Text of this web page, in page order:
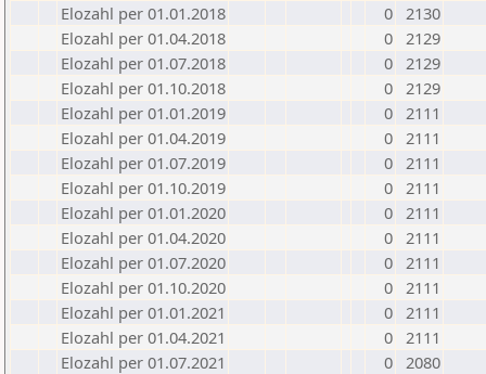
Elozahl per 01.01.2018
0 2130
Elozahl per 01.04.2018
0 2129
Elozahl per 01.07.2018
0 2129
Elozahl per 01.10.2018
0 2129
Elozahl per 01.01.2019
0 2111
Elozahl per 01.04.2019
0 2111
Elozahl per 01.07.2019
0 2111
Elozahl per 01.10.2019
0 2111
Elozahl per 01.01.2020
0 2111
Elozahl per 01.04.2020
0 2111
Elozahl per 01.07.2020
0 2111
Elozahl per 01.10.2020
0 2111
Elozahl per 01.01.2021
0 2111
Elozahl per 01.04.2021
0 2111
Elozahl per 01.07.2021
0 2080